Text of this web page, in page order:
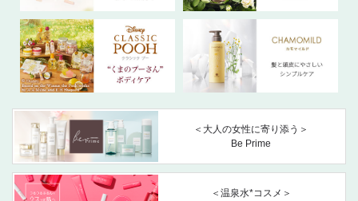
＜大人の女性に寄り添う＞
Be Prime
＜温泉水*コスメ＞